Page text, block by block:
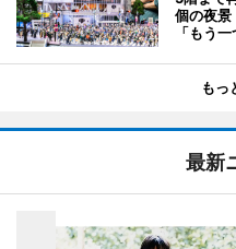
個の夜
「もう
もっ
最新